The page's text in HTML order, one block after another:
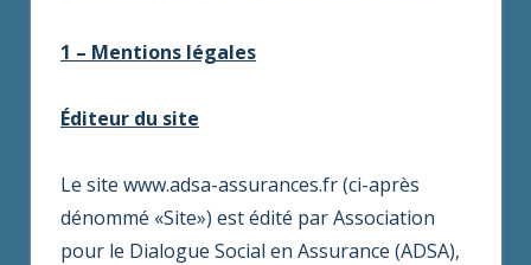
1 – Mentions légales
Éditeur du site
Le site www.adsa-assurances.fr (ci-après
dénommé «Site») est édité par Association
pour le Dialogue Social en Assurance (ADSA),